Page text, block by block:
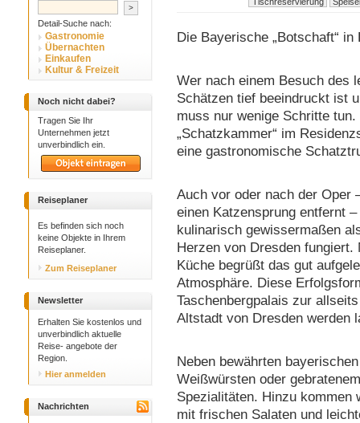
Detail-Suche nach:
Gastronomie
Übernachten
Einkaufen
Kultur & Freizeit
Noch nicht dabei?
Tragen Sie Ihr
Unternehmen jetzt
unverbindlich ein.
Reiseplaner
Es befinden sich noch
keine Objekte in Ihrem
Reiseplaner.
Zum Reiseplaner
Newsletter
Erhalten Sie kostenlos und
unverbindlich aktuelle
Reise- angebote der
Region.
Hier anmelden
Nachrichten
Die Bayerische „Botschaft“ in
Wer nach einem Besuch des
Schätzen tief beeindruckt ist
muss nur wenige Schritte
„Schatzkammer“ im
eine gastronomische
Auch vor oder nach der Oper
einen Katzensprung entfernt
kulinarisch gewissermaßen
Herzen von Dresden
Küche begrüßt das gut
Atmosphäre. Diese
Taschenbergpalais zur
Altstadt von Dresden werden
Neben bewährten
Weißwürsten oder
Spezialitäten. Hinzu kommen
mit frischen Salaten und